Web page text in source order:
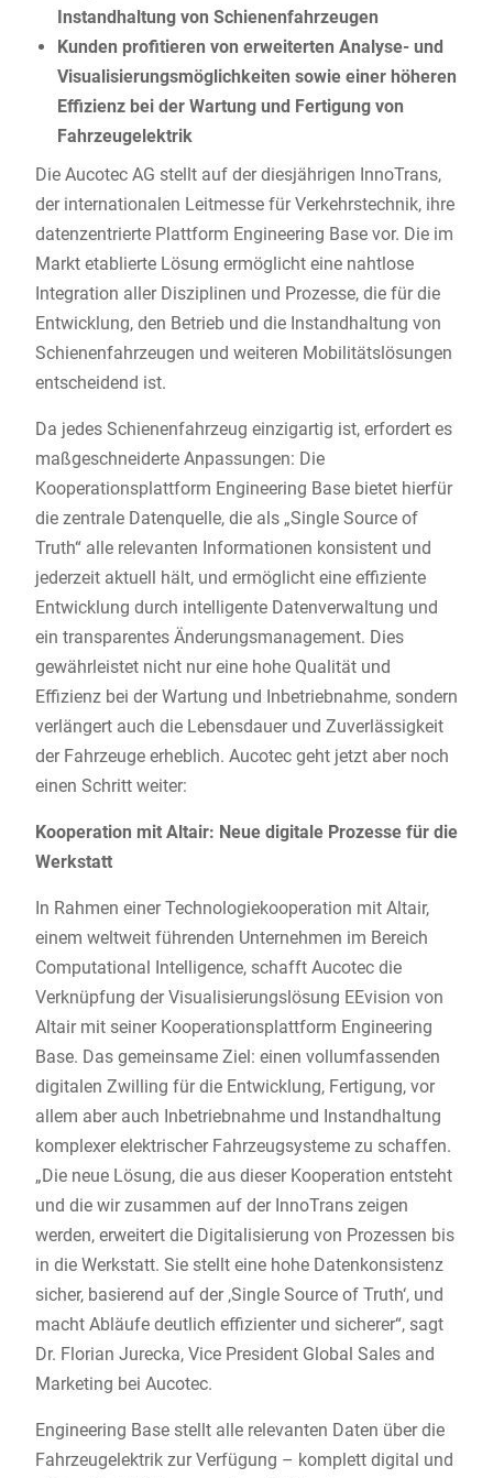
Instandhaltung von Schienenfahrzeugen
Kunden profitieren von erweiterten Analyse- und
Visualisierungsmöglichkeiten sowie einer höheren
Effizienz bei der Wartung und Fertigung von
Fahrzeugelektrik
Die Aucotec AG stellt auf der diesjährigen InnoTrans,
der internationalen Leitmesse für Verkehrstechnik, ihre
datenzentrierte Plattform Engineering Base vor. Die im
Markt etablierte Lösung ermöglicht eine nahtlose
Integration aller Disziplinen und Prozesse, die für die
Entwicklung, den Betrieb und die Instandhaltung von
Schienenfahrzeugen und weiteren Mobilitätslösungen
entscheidend ist.
Da jedes Schienenfahrzeug einzigartig ist, erfordert es
maßgeschneiderte Anpassungen: Die
Kooperationsplattform Engineering Base bietet hierfür
die zentrale Datenquelle, die als „Single Source of
Truth“ alle relevanten Informationen konsistent und
jederzeit aktuell hält, und ermöglicht eine effiziente
Entwicklung durch intelligente Datenverwaltung und
ein transparentes Änderungsmanagement. Dies
gewährleistet nicht nur eine hohe Qualität und
Effizienz bei der Wartung und Inbetriebnahme, sondern
verlängert auch die Lebensdauer und Zuverlässigkeit
der Fahrzeuge erheblich. Aucotec geht jetzt aber noch
einen Schritt weiter:
Kooperation mit Altair: Neue digitale Prozesse für die
Werkstatt
In Rahmen einer Technologiekooperation mit Altair,
einem weltweit führenden Unternehmen im Bereich
Computational Intelligence, schafft Aucotec die
Verknüpfung der Visualisierungslösung EEvision von
Altair mit seiner Kooperationsplattform Engineering
Base. Das gemeinsame Ziel: einen vollumfassenden
digitalen Zwilling für die Entwicklung, Fertigung, vor
allem aber auch Inbetriebnahme und Instandhaltung
komplexer elektrischer Fahrzeugsysteme zu schaffen.
„Die neue Lösung, die aus dieser Kooperation entsteht
und die wir zusammen auf der InnoTrans zeigen
werden, erweitert die Digitalisierung von Prozessen bis
in die Werkstatt. Sie stellt eine hohe Datenkonsistenz
sicher, basierend auf der ‚Single Source of Truth‘, und
macht Abläufe deutlich effizienter und sicherer“, sagt
Dr. Florian Jurecka, Vice President Global Sales and
Marketing bei Aucotec.
Engineering Base stellt alle relevanten Daten über die
Fahrzeugelektrik zur Verfügung – komplett digital und